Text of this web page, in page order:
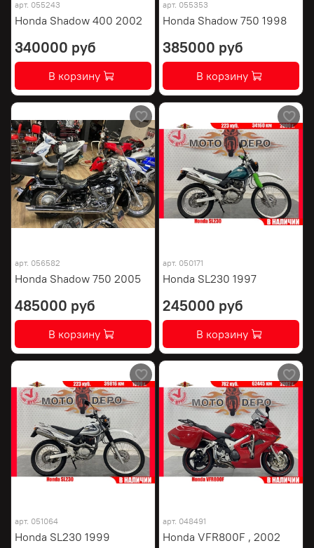
арт. 055243
Honda Shadow 400 2002
340000 руб
В корзину
арт. 055353
Honda Shadow 750 1998
385000 руб
В корзину
арт. 056582
Honda Shadow 750 2005
485000 руб
В корзину
арт. 050171
Honda SL230 1997
245000 руб
В корзину
арт. 051064
Honda SL230 1999
арт. 048491
Honda VFR800F , 2002